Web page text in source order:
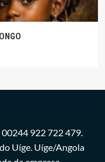
922 722 479.
Uíge. Uíge/Angola